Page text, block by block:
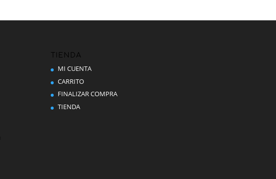
TIENDA
MI CUENTA
CARRITO
FINALIZAR COMPRA
TIENDA